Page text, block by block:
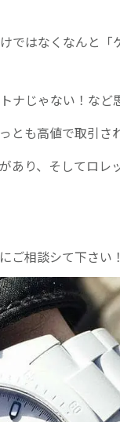
ではなくなんと
じゃない！など
も高値で取引さ
あり、そしてロ
ご相談シて下さい！